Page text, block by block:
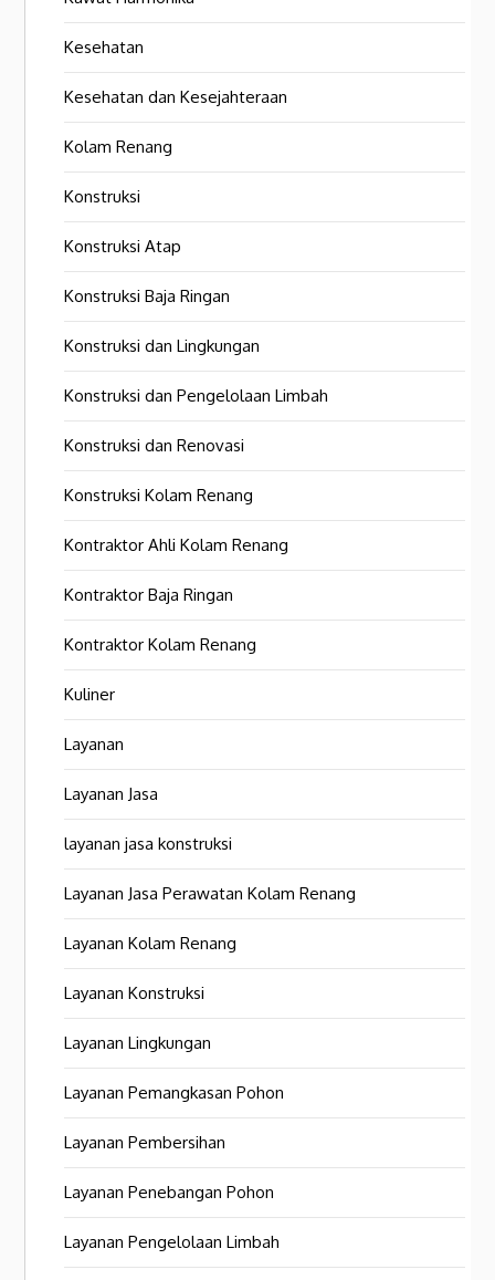
Kesehatan
Kesehatan dan Kesejahteraan
Kolam Renang
Konstruksi
Konstruksi Atap
Konstruksi Baja Ringan
Konstruksi dan Lingkungan
Konstruksi dan Pengelolaan Limbah
Konstruksi dan Renovasi
Konstruksi Kolam Renang
Kontraktor Ahli Kolam Renang
Kontraktor Baja Ringan
Kontraktor Kolam Renang
Kuliner
Layanan
Layanan Jasa
layanan jasa konstruksi
Layanan Jasa Perawatan Kolam Renang
Layanan Kolam Renang
Layanan Konstruksi
Layanan Lingkungan
Layanan Pemangkasan Pohon
Layanan Pembersihan
Layanan Penebangan Pohon
Layanan Pengelolaan Limbah